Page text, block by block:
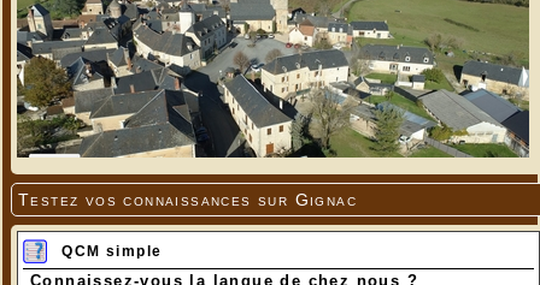
Testez vos connaissances sur Gignac
QCM simple
Connaissez-vous la langue de chez nous ?